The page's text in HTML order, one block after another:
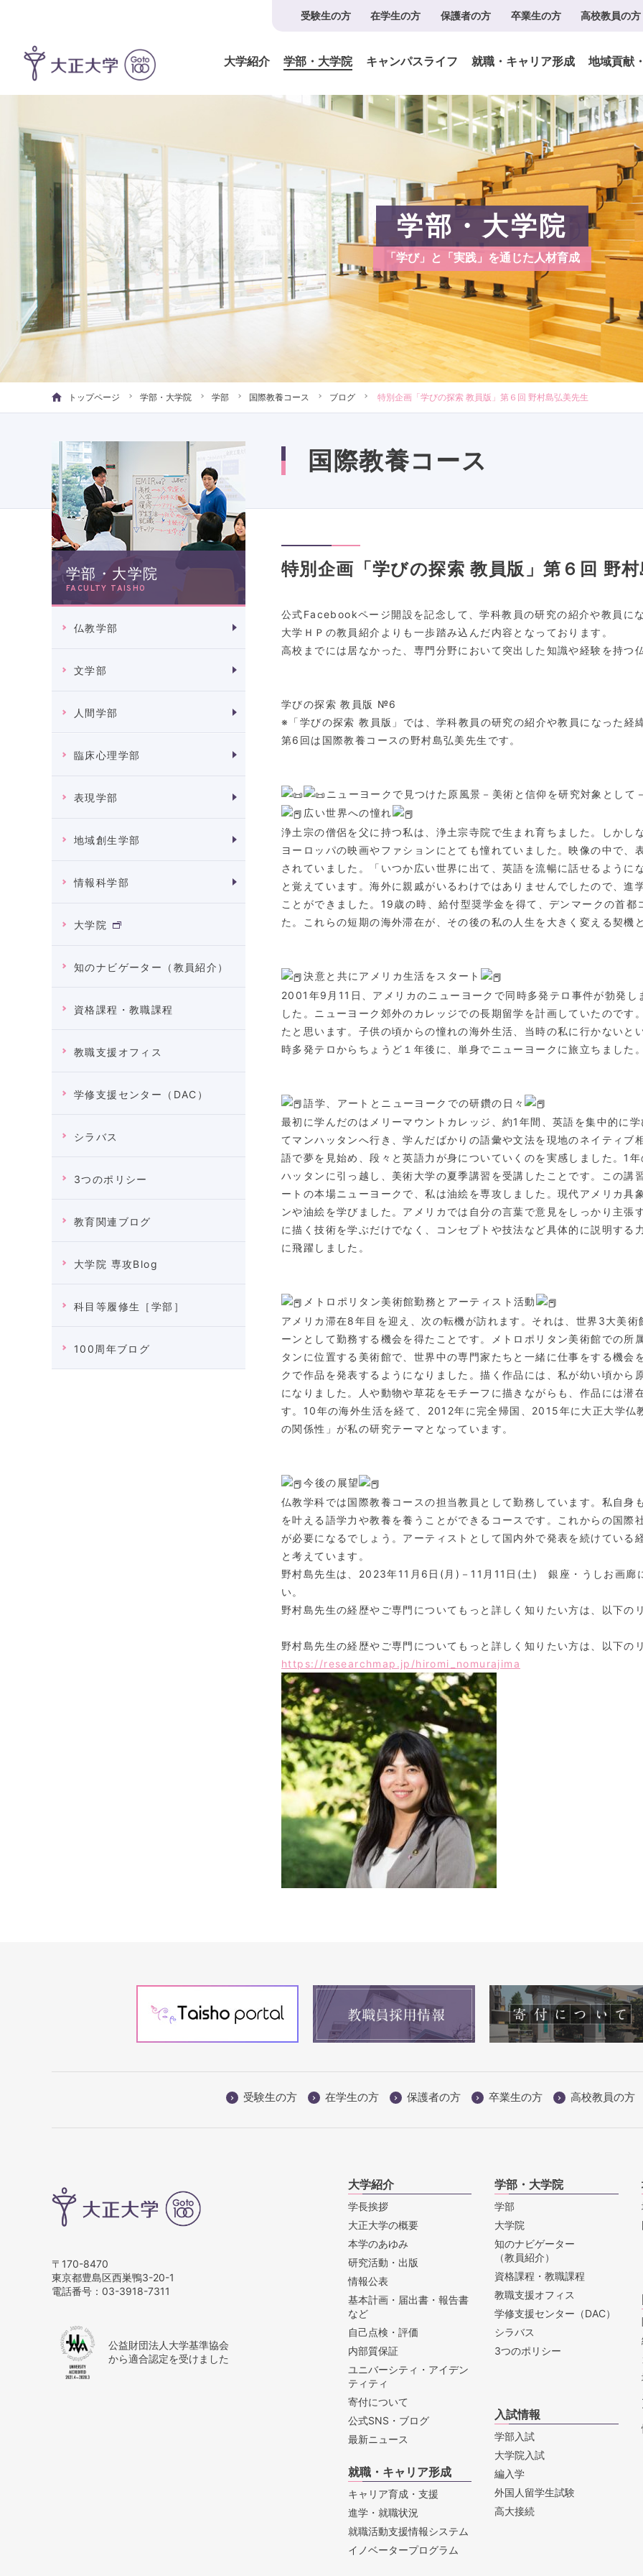
受験生の方 在学生の方 保護者の方 卒業生の方 高校教員の方
大学紹介 学部・大学院 キャンパスライフ 就職・キャリア形成 地域貢献
学部・大学院
「学び」と「実践」を通じた人材育成
トップページ 学部・大学院 学部 国際教養コース ブログ 特別企画「学びの探索 教員版」第６回 野村島弘美先生
学部・大学院
FACULTY TAISHO
仏教学部
文学部
人間学部
臨床心理学部
表現学部
地域創生学部
情報科学部
大学院
知のナビゲーター（教員紹介）
資格課程・教職課程
教職支援オフィス
学修支援センター（DAC）
シラバス
3つのポリシー
教育関連ブログ
大学院 専攻Blog
科目等履修生［学部］
100周年ブログ
国際教養コース
特別企画「学びの探索 教員版」第６回 野
公式Facebookページ開設を記念して、学科教員の研究の紹介や教員に
大学ＨＰの教員紹介よりも一歩踏み込んだ内容となっております。
高校までには居なかった、専門分野において突出した知識や経験を持つ
学びの探索 教員版 №6
※「学びの探索 教員版」では、学科教員の研究の紹介や教員になった経
第6回は国際教養コースの野村島弘美先生です。
ニューヨークで見つけた原風景－美術と信仰を研究対象として
広い世界への憧れ
浄土宗の僧侶を父に持つ私は、浄土宗寺院で生まれ育ちました。しかし
ヨーロッパの映画やファションにとても憧れていました。映像の中で、
されていました。「いつか広い世界に出て、英語を流暢に話せるように
と覚えています。海外に親戚がいるわけではありませんでしたので、進
ことができました。19歳の時、給付型奨学金を得て、デンマークの首
た。これらの短期の海外滞在が、その後の私の人生を大きく変える契機
決意と共にアメリカ生活をスタート
2001年9月11日、アメリカのニューヨークで同時多発テロ事件が勃発
した。ニューヨーク郊外のカレッジでの長期留学を計画していたのです
たと思います。子供の頃からの憧れの海外生活、当時の私に行かない
時多発テロからちょうど１年後に、単身でニューヨークに旅立ちました。
語学、アートとニューヨークでの研鑽の日々
最初に学んだのはメリーマウントカレッジ、約1年間、英語を集中的に
てマンハッタンへ行き、学んだばかりの語彙や文法を現地のネイティ
語で夢を見始め、段々と英語力が身についていくのを実感しました。1
ハッタンに引っ越し、美術大学の夏季講習を受講したことです。この講
ートの本場ニューヨークで、私は油絵を専攻しました。現代アメリカ
ンや油絵を学びました。アメリカでは自分の言葉で意見をしっかり主
に描く技術を学ぶだけでなく、コンセプトや技法など具体的に説明す
に飛躍しました。
メトロポリタン美術館勤務とアーティスト活動
アメリカ滞在8年目を迎え、次の転機が訪れます。それは、世界3大美
ーンとして勤務する機会を得たことです。メトロポリタン美術館での所
タンに位置する美術館で、世界中の専門家たちと一緒に仕事をする機
クで作品を発表するようになりました。描く作品には、私が幼い頃から
になりました。人や動物や草花をモチーフに描きながらも、作品には
す。10年の海外生活を経て、2012年に完全帰国、2015年に大正大学仏
の関係性」が私の研究テーマとなっています。
今後の展望
仏教学科では国際教養コースの担当教員として勤務しています。私自身
を叶える語学力や教養を養うことができるコースです。これからの国際
が必要になるでしょう。アーティストとして国内外で発表を続けている
と考えています。
野村島先生は、2023年11月6日(月)－11月11日(土) 銀座・うしお画廊
い。
野村島先生の経歴やご専門についてもっと詳しく知りたい方は、以下の
野村島先生の経歴やご専門についてもっと詳しく知りたい方は、以下の
https://researchmap.jp/hiromi_nomurajima
受験生の方 在学生の方 保護者の方 卒業生の方 高校教員の方
〒170-8470
東京都豊島区西巣鴨3-20-1
電話番号： 03-3918-7311
公益財団法人大学基準協会
から適合認定を受けました
大学紹介
学長挨拶
大正大学の概要
本学のあゆみ
研究活動・出版
情報公表
基本計画・届出書・報告書
など
自己点検・評価
内部質保証
ユニバーシティ・アイデン
ティティ
寄付について
公式SNS・ブログ
最新ニュース
学部・大学院
学部
大学院
知のナビゲーター
（教員紹介）
資格課程・教職課程
教職支援オフィス
学修支援センター（DAC）
シラバス
3つのポリシー
就職・キャリア形成
キャリア育成・支援
進学・就職状況
就職活動支援情報システム
イノベータープログラム
入試情報
学部入試
大学院入試
編入学
外国人留学生試験
高大接続